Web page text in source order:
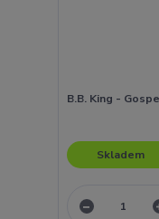
B.B. King -
Skladem